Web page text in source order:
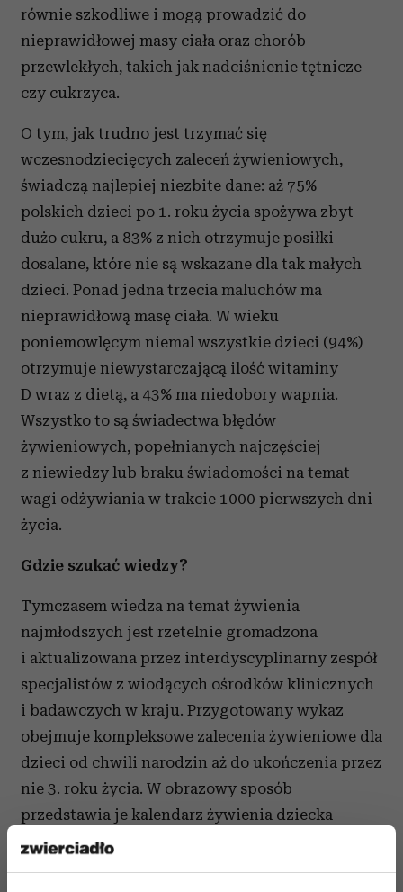
równie szkodliwe i mogą prowadzić do
nieprawidłowej masy ciała oraz chorób
przewlekłych, takich jak nadciśnienie tętnicze
czy cukrzyca.
O tym, jak trudno jest trzymać się
wczesnodziecięcych zaleceń żywieniowych,
świadczą najlepiej niezbite dane: aż 75%
polskich dzieci po 1. roku życia spożywa zbyt
dużo cukru, a 83% z nich otrzymuje posiłki
dosalane, które nie są wskazane dla tak małych
dzieci. Ponad jedna trzecia maluchów ma
nieprawidłową masę ciała. W wieku
poniemowlęcym niemal wszystkie dzieci (94%)
otrzymuje niewystarczającą ilość witaminy
D wraz z dietą, a 43% ma niedobory wapnia.
Wszystko to są świadectwa błędów
żywieniowych, popełnianych najczęściej
z niewiedzy lub braku świadomości na temat
wagi odżywiania w trakcie 1000 pierwszych dni
życia.
Gdzie szukać wiedzy?
Tymczasem wiedza na temat żywienia
najmłodszych jest rzetelnie gromadzona
i aktualizowana przez interdyscyplinarny zespół
specjalistów z wiodących ośrodków klinicznych
i badawczych w kraju. Przygotowany wykaz
obejmuje kompleksowe zalecenia żywieniowe dla
dzieci od chwili narodzin aż do ukończenia przez
nie 3. roku życia. W obrazowy sposób
przedstawia je kalendarz żywienia dziecka
w 1000 pierwszych dni (0-36 miesiąc). Można go